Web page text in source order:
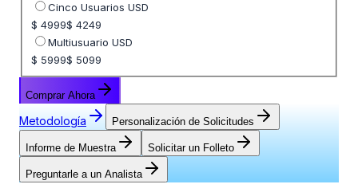
Cinco Usuarios USD
$ 4999$ 4249
Multiusuario USD
$ 5999$ 5099
Comprar Ahora
Metodología Personalización de Solicitudes
Informe de Muestra Solicitar un Folleto
Preguntarle a un Analista